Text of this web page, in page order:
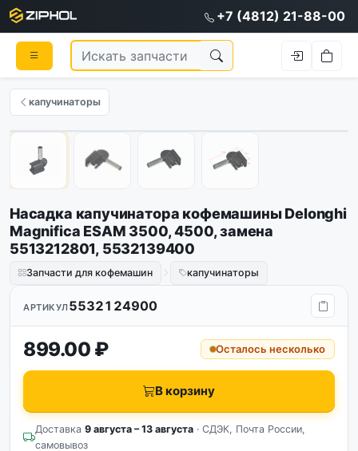
+7 (4812) 21-88-00
капучинаторы
Насадка капучинатора кофемашины Delonghi
Magnifica ESAM 3500, 4500, замена
5513212801, 5532139400
Запчасти для кофемашин капучинаторы
АРТИКУЛ5532124900
899.00 ₽ Осталось несколько
В корзину
Доставка 9 августа – 13 августа · СДЭК, Почта России,
самовывоз